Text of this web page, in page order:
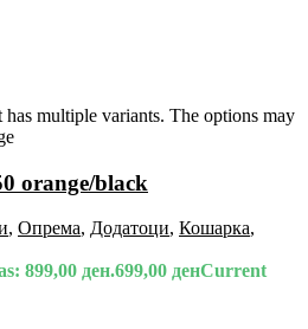
has multiple variants. The options may
orange/black
, Опрема, Додатоци, Кошарка,
899,00 ден.699,00 денCurrent